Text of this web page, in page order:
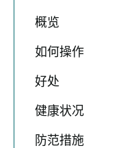
概览
如何操作
好处
健康状况
防范措施